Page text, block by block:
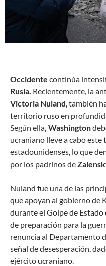
Occidente continúa
Rusia. Recientemente, la
Victoria Nuland, también
territorio ruso en
Según ella, Washington
ucraniano lleve a cabo
estadounidenses, lo que
por los padrinos de
Nuland fue una de las
que apoyan al gobierno de
durante el Golpe de
de preparación para la
renuncia al Departamento
señal de desesperación,
ejército ucraniano.